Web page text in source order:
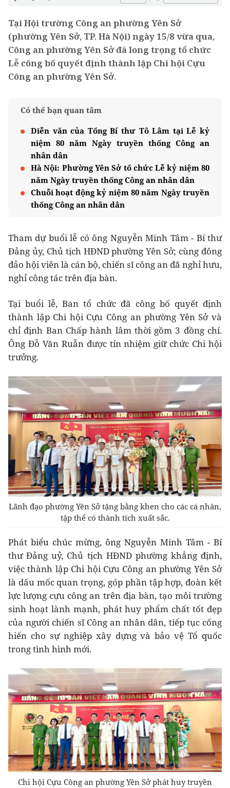
Tại Hội trường Công an phường Yên Sở
(phường Yên Sở, TP. Hà Nội) ngày 15/8 vừa qua,
Công an phường Yên Sở đã long trọng tổ chức
Lễ công bố quyết định thành lập Chi hội Cựu
Công an phường Yên Sở.
Có thể bạn quan tâm
Diễn văn của Tổng Bí thư Tô Lâm tại Lễ kỷ
niệm 80 năm Ngày truyền thống Công an
nhân dân
Hà Nội: Phường Yên Sở tổ chức Lễ kỷ niệm 80
năm Ngày truyền thống Công an nhân dân
Chuỗi hoạt động kỷ niệm 80 năm Ngày truyền
thống Công an nhân dân
Tham dự buổi lễ có ông Nguyễn Minh Tâm - Bí thư
Đảng ủy, Chủ tịch HĐND phường Yên Sở; cùng đông
đảo hội viên là cán bộ, chiến sĩ công an đã nghỉ hưu,
nghỉ công tác trên địa bàn.
Tại buổi lễ, Ban tổ chức đã công bố quyết định
thành lập Chi hội Cựu Công an phường Yên Sở và
chỉ định Ban Chấp hành lâm thời gồm 3 đồng chí.
Ông Đỗ Văn Ruẫn được tín nhiệm giữ chức Chi hội
trưởng.
Lãnh đạo phường Yên Sở tặng bằng khen cho các cá nhân,
tập thể có thành tích xuất sắc.
Phát biểu chúc mừng, ông Nguyễn Minh Tâm - Bí
thư Đảng uỷ, Chủ tịch HĐND phường khẳng định,
việc thành lập Chi hội Cựu Công an phường Yên Sở
là dấu mốc quan trọng, góp phần tập hợp, đoàn kết
lực lượng cựu công an trên địa bàn, tạo môi trường
sinh hoạt lành mạnh, phát huy phẩm chất tốt đẹp
của người chiến sĩ Công an nhân dân, tiếp tục cống
hiến cho sự nghiệp xây dựng và bảo vệ Tổ quốc
trong tình hình mới.
Chi hội Cựu Công an phường Yên Sở phát huy truyền